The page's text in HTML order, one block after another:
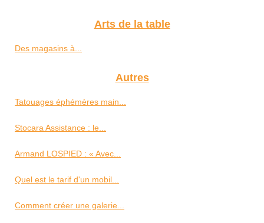
Arts de la table
Des magasins à...
Autres
Tatouages éphémères main...
Stocara Assistance : le...
Armand LOSPIED : « Avec...
Quel est le tarif d'un mobil...
Comment créer une galerie...